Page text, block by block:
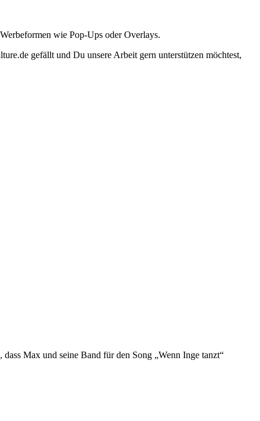
wie Pop-Ups oder Overlays.
gefällt und Du unsere Arbeit gern unterstützen möchtest,
Max und seine Band für den Song „Wenn Inge tanzt“